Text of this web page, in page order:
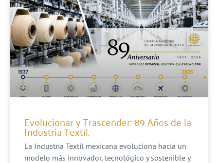
Evolucionar y Trascender: 89 Años de la
Industria Textil.
La Industria Textil mexicana evoluciona hacia un
modelo más innovador, tecnológico y sostenible y